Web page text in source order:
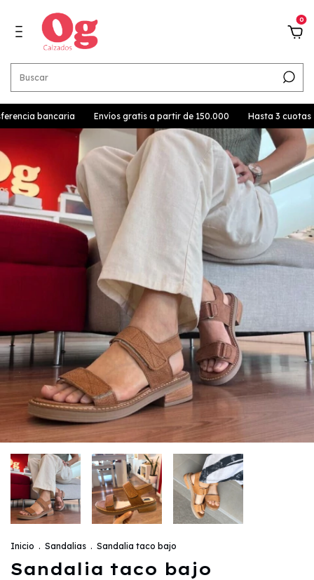
0
bancaria Envíos gratis a partir de 150.000 Hasta 3 cuotas
Inicio . Sandalias . Sandalia taco bajo
Sandalia taco bajo